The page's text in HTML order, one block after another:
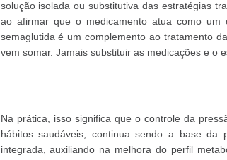
solução isolada ou substitutiva das estratégias
ao afirmar que o medicamento atua como um
semaglutida é um complemento ao tratamento
vem somar. Jamais substituir as medicações e o
Na prática, isso significa que o controle da
hábitos saudáveis, continua sendo a base da
integrada, auxiliando na melhora do perfil